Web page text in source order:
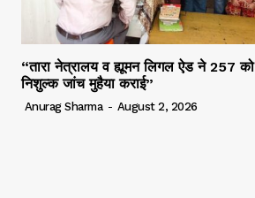
“तारा नेत्रालय व ह्यूमन लिगल ऐड ने 257 को
निशुल्क जांच मुहैया कराई”
Anurag Sharma - August 2, 2026